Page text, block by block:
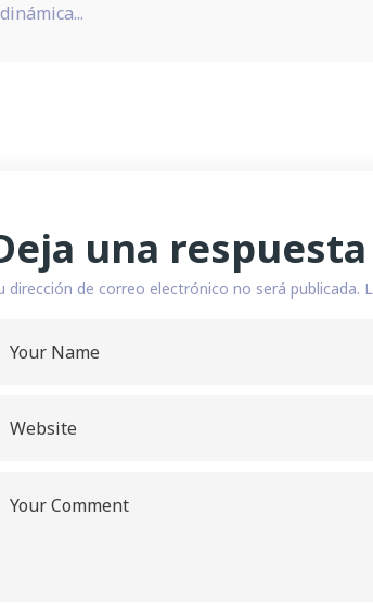
una respuesta
dirección de correo electrónico no será publicada.